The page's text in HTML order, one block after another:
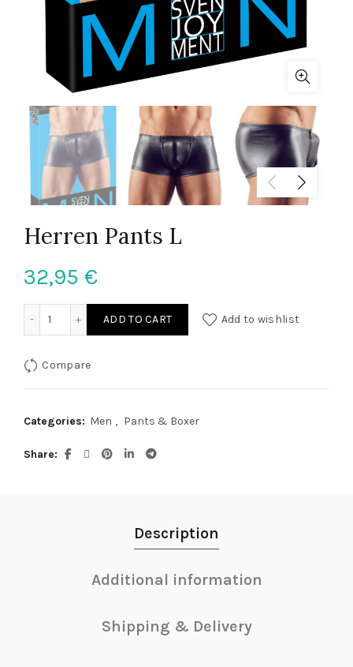
Herren Pants L
32,95 €
ADD TO CART Add to wishlist
Compare
Categories: Men , Pants & Boxer
Share
Description
Additional information
Shipping & Delivery